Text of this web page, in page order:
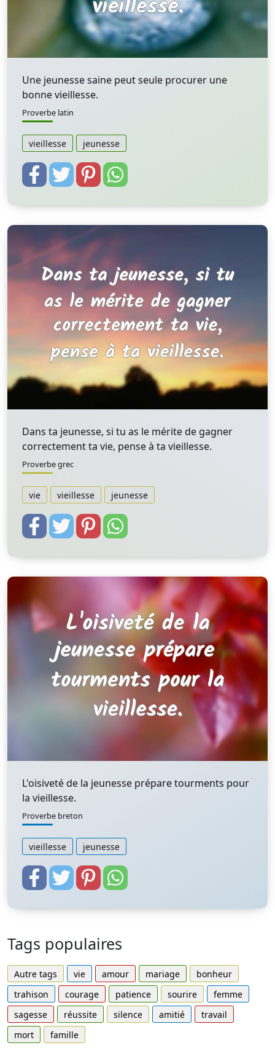
Une jeunesse saine peut seule procurer une
bonne vieillesse.
Proverbe latin
vieillesse jeunesse
Dans ta jeunesse, si tu as le mérite de gagner
correctement ta vie, pense à ta vieillesse.
Proverbe grec
vie vieillesse jeunesse
L'oisiveté de la jeunesse prépare tourments pour
la vieillesse.
Proverbe breton
vieillesse jeunesse
Tags populaires
Autre tags vie amour mariage
bonheur
trahison
courage patience sourire
femme
sagesse
réussite silence amitié
travail
mort
famille